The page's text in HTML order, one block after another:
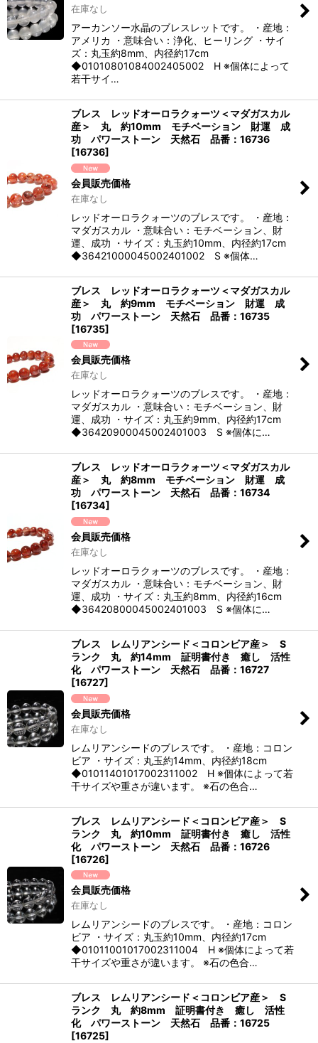
在庫なし
アーカンソー水晶のブレスレットです。 ・産地：
アメリカ ・意味合い：浄化、ヒーリング ・サイ
ズ：丸玉約8mm、内径約17cm
◆01010801084002405002 H ※個体によって
若干サイ…
ブレス レッドオーロラクォーツ＜マダガスカル
産＞ 丸 約10mm モチベーション 財運 成
功 パワーストーン 天然石 品番：16736
[16736]
会員販売価格
在庫なし
レッドオーロラクォーツのブレスです。 ・産地：
マダガスカル ・意味合い：モチベーション、財
運、成功 ・サイズ：丸玉約10mm、内径約17cm
◆36421000045002401002 S ※個体…
ブレス レッドオーロラクォーツ＜マダガスカル
産＞ 丸 約9mm モチベーション 財運 成
功 パワーストーン 天然石 品番：16735
[16735]
会員販売価格
在庫なし
レッドオーロラクォーツのブレスです。 ・産地：
マダガスカル ・意味合い：モチベーション、財
運、成功 ・サイズ：丸玉約9mm、内径約17cm
◆36420900045002401003 S ※個体に…
ブレス レッドオーロラクォーツ＜マダガスカル
産＞ 丸 約8mm モチベーション 財運 成
功 パワーストーン 天然石 品番：16734
[16734]
会員販売価格
在庫なし
レッドオーロラクォーツのブレスです。 ・産地：
マダガスカル ・意味合い：モチベーション、財
運、成功 ・サイズ：丸玉約8mm、内径約16cm
◆36420800045002401003 S ※個体に…
ブレス レムリアンシード＜コロンビア産＞ S
ランク 丸 約14mm 証明書付き 癒し 活性
化 パワーストーン 天然石 品番：16727
[16727]
会員販売価格
在庫なし
レムリアンシードのブレスです。 ・産地：コロン
ビア ・サイズ：丸玉約14mm、内径約18cm
◆01011401017002311002 H ※個体によって若
干サイズや重さが違います。 ※石の色合…
ブレス レムリアンシード＜コロンビア産＞ S
ランク 丸 約10mm 証明書付き 癒し 活性
化 パワーストーン 天然石 品番：16726
[16726]
会員販売価格
在庫なし
レムリアンシードのブレスです。 ・産地：コロン
ビア ・サイズ：丸玉約10mm、内径約17cm
◆01011001017002311004 H ※個体によって若
干サイズや重さが違います。 ※石の色合…
ブレス レムリアンシード＜コロンビア産＞ S
ランク 丸 約8mm 証明書付き 癒し 活性
化 パワーストーン 天然石 品番：16725
[16725]